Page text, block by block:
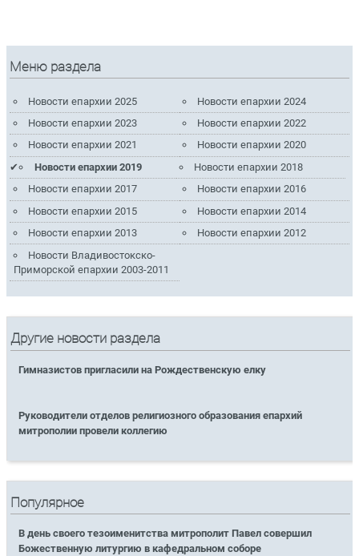
Меню раздела
Новости епархии 2025
Новости епархии 2024
Новости епархии 2023
Новости епархии 2022
Новости епархии 2021
Новости епархии 2020
Новости епархии 2019
Новости епархии 2018
Новости епархии 2017
Новости епархии 2016
Новости епархии 2015
Новости епархии 2014
Новости епархии 2013
Новости епархии 2012
Новости Владивостокско-
Приморской епархии 2003-2011
Другие новости раздела
Гимназистов пригласили на Рождественскую елку
Руководители отделов религиозного образования епархий
митрополии провели коллегию
Популярное
В день своего тезоименитства митрополит Павел совершил
Божественную литургию в кафедральном соборе